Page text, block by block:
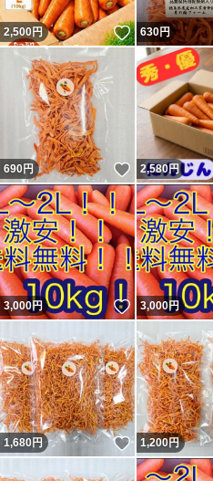
2,500円 いいね！
630円
690円 いいね！
2,580円
3,000円 いいね！
3,000円
1,680円 いいね！
1,200円